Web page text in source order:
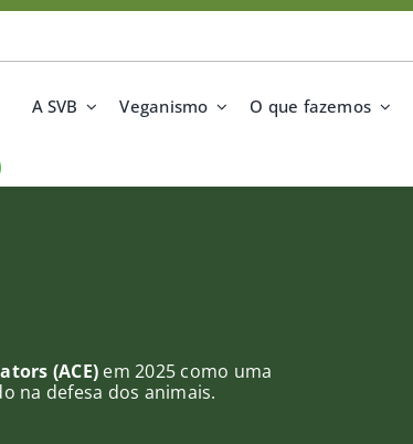
A SVB Veganismo O que fazemos
(ACE) em 2025 como uma
na defesa dos animais.